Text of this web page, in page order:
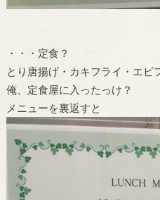
・・・定食？
とり唐揚げ・カキフライ・エビ
俺、定食屋に入ったっけ？
メニューを裏返すと